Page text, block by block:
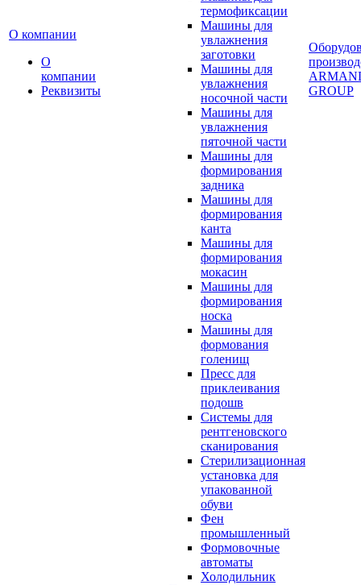
О компании
О
компании
Реквизиты
термофиксации
Машины для
увлажнения
заготовки
Машины для
увлажнения
носочной части
Машины для
увлажнения
пяточной части
Машины для
формирования
задника
Машины для
формирования
канта
Машины для
формирования
мокасин
Машины для
формирования
носка
Машины для
формования
голенищ
Пресс для
приклеивания
подошв
Системы для
рентгеновского
сканирования
Стерилизационная
установка для
упакованной
обуви
Фен
промышленный
Формовочные
автоматы
Холодильник
GROUP